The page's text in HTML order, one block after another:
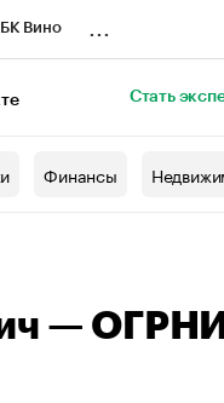
Вино
Стать
Финансы
—